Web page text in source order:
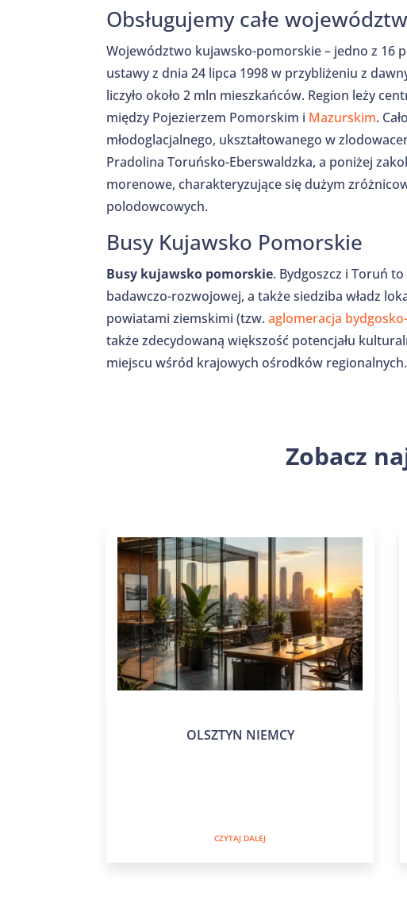
Obsługujemy całe
Województwo kujawsko-pomorskie – jedno z 16
ustawy z dnia 24 lipca 1998 w przybliżeniu z
liczyło około 2 mln mieszkańców. Region leży
między Pojezierzem Pomorskim i Mazurskim.
młodoglacjalnego, ukształtowanego w
Pradolina Toruńsko-Eberswaldzka, a poniżej
morenowe, charakteryzujące się dużym
polodowcowych.
Busy Kujawsko Pomorskie
Busy kujawsko pomorskie. Bydgoszcz i Toruń
badawczo-rozwojowej, a także siedziba władz
powiatami ziemskimi (tzw.aglomeracja
także zdecydowaną większość potencjału
miejscu wśród krajowych ośrodków regionalnych.
Zobacz
OLSZTYN NIEMCY
CZYTAJ DALEJ